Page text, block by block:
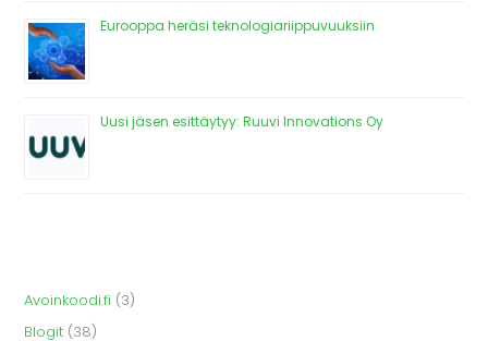
Eurooppa heräsi teknologiariippuvuuksiin
Uusi jäsen esittäytyy: Ruuvi Innovations Oy
Avoinkoodi.fi (3)
Blogit (38)